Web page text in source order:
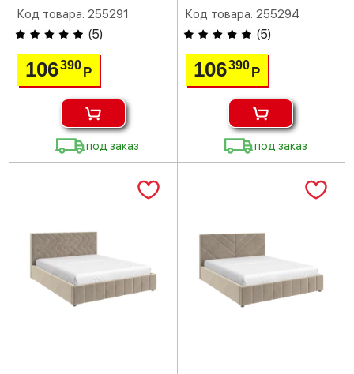
Код товара: 255291
(5)
106390Р
под заказ
Код товара: 255294
(5)
106390 Р
под заказ